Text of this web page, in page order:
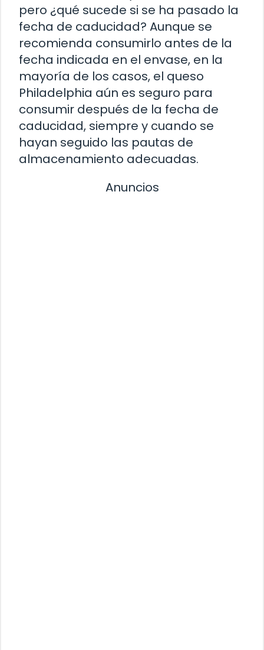
pero ¿qué sucede si se ha pasado la
fecha de caducidad? Aunque se
recomienda consumirlo antes de la
fecha indicada en el envase, en la
mayoría de los casos, el queso
Philadelphia aún es seguro para
consumir después de la fecha de
caducidad, siempre y cuando se
hayan seguido las pautas de
almacenamiento adecuadas.
Anuncios